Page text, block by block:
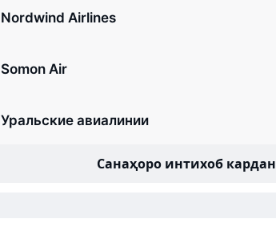
Nordwind Airlines
Somon Air
Уральские авиалинии
Санаҳоро интихоб кардан